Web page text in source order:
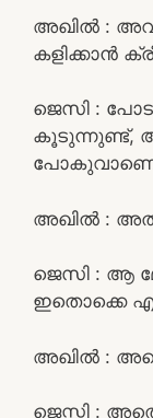
അഖിൽ :
കളിക്കാൻ
ജെസി :
കൂടുന്നുണ്ട്,
അഖിൽ :
ജെസി : ആ
ഇതൊക്കെ
അഖിൽ :
ജെസ്സി :